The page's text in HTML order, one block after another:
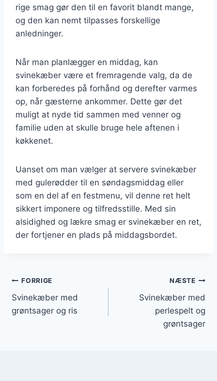
rige smag gør den til en favorit blandt mange,
og den kan nemt tilpasses forskellige
anledninger.
Når man planlægger en middag, kan
svinekæber være et fremragende valg, da de
kan forberedes på forhånd og derefter varmes
op, når gæsterne ankommer. Dette gør det
muligt at nyde tid sammen med venner og
familie uden at skulle bruge hele aftenen i
køkkenet.
Uanset om man vælger at servere svinekæber
med gulerødder til en søndagsmiddag eller
som en del af en festmenu, vil denne ret helt
sikkert imponere og tilfredsstille. Med sin
alsidighed og lækre smag er svinekæber en ret,
der fortjener en plads på middagsbordet.
Indlægsnavigation
FORRIGE
Svinekæber med
grøntsager og ris
NÆSTE
Svinekæber med
perlespelt og
grøntsager